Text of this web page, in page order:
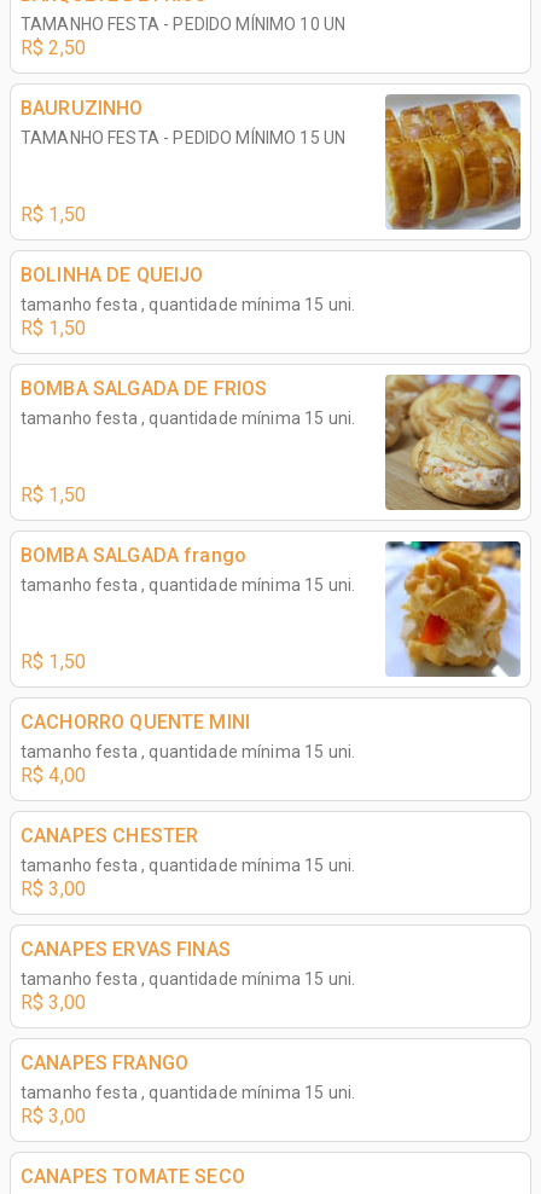
TAMANHO FESTA - PEDIDO MÍNIMO 10 UN
R$ 2,50
BAURUZINHO
TAMANHO FESTA - PEDIDO MÍNIMO 15 UN
R$ 1,50
BOLINHA DE QUEIJO
tamanho festa , quantidade mínima 15 uni.
R$ 1,50
BOMBA SALGADA DE FRIOS
tamanho festa , quantidade mínima 15 uni.
R$ 1,50
BOMBA SALGADA frango
tamanho festa , quantidade mínima 15 uni.
R$ 1,50
CACHORRO QUENTE MINI
tamanho festa , quantidade mínima 15 uni.
R$ 4,00
CANAPES CHESTER
tamanho festa , quantidade mínima 15 uni.
R$ 3,00
CANAPES ERVAS FINAS
tamanho festa , quantidade mínima 15 uni.
R$ 3,00
CANAPES FRANGO
tamanho festa , quantidade mínima 15 uni.
R$ 3,00
CANAPES TOMATE SECO